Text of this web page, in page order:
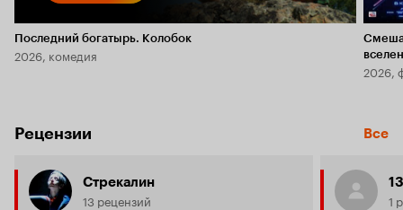
Последний богатырь. Колобок
2026, комедия
2026,
Рецензии Все
Стрекалин
13 рецензий 1